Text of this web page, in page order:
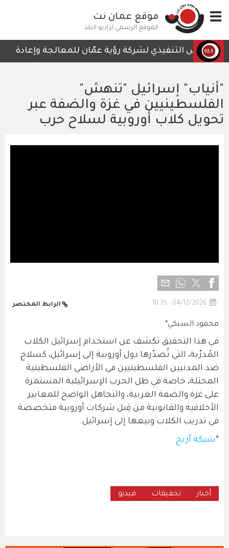
إلى
المحتوى
الرئيسي
Toggle
navigation
موقع عمان نت
الموقع الرسمي لراديو البلد
الرئيس التنفيذي لشركة رؤية عمّان للمعالجة وإعادة
"أنياب" إسرائيل "تنهش"
الفلسطينيين في غزة والضفة عبر
تحويل كلاب أوروبية لسلاح حرب
04/12/2026 - 10:35 الرابط المختصر
محمود السبكي*
في هذا التحقيق نكشف عن استخدام إسرائيل الكلاب
المُدرّبة، التي تُصدّرها دول أوروبية إلى إسرائيل، كسلاح
ضد المدنيين الفلسطينيين في الأراضي الفلسطينية
المحتلة، خاصة في ظل الحرب الإسرائيلية المستمرة
على غزة والضفة الغربية، والتجاهل الواضح للمعايير
الأخلاقية والقانونية من قِبل شركات أوروبية متخصصة
في تدريب الكلاب وبيعها إلى إسرائيل.
*شبكة أريج
أخبار تحقيقات فيديو